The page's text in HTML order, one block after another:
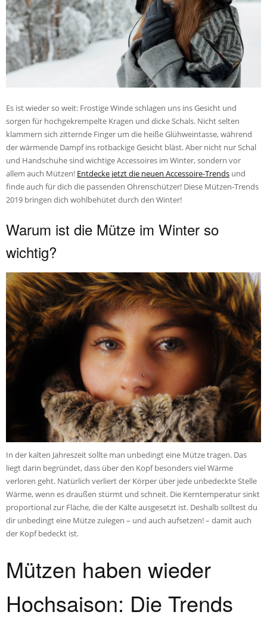
Es ist wieder so weit: Frostige Winde schlagen uns ins Gesicht und
sorgen für hochgekrempelte Kragen und dicke Schals. Nicht selten
klammern sich zitternde Finger um die heiße Glühweintasse, während
der wärmende Dampf ins rotbackige Gesicht bläst. Aber nicht nur Schal
und Handschuhe sind wichtige Accessoires im Winter, sondern vor
allem auch Mützen! Entdecke jetzt die neuen Accessoire-Trends und
finde auch für dich die passenden Ohrenschützer! Diese Mützen-Trends
2019 bringen dich wohlbehütet durch den Winter!
Warum ist die Mütze im Winter so
wichtig?
In der kalten Jahreszeit sollte man unbedingt eine Mütze tragen. Das
liegt darin begründet, dass über den Kopf besonders viel Wärme
verloren geht. Natürlich verliert der Körper über jede unbedeckte Stelle
Wärme, wenn es draußen stürmt und schneit. Die Kerntemperatur sinkt
proportional zur Fläche, die der Kälte ausgesetzt ist. Deshalb solltest du
dir unbedingt eine Mütze zulegen – und auch aufsetzen! – damit auch
der Kopf bedeckt ist.
Mützen haben wieder
Hochsaison: Die Trends